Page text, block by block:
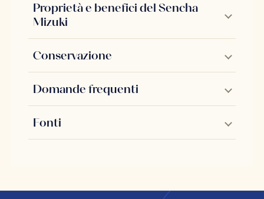
Proprietà e benefici del Sencha
Mizuki
Conservazione
Domande frequenti
Fonti